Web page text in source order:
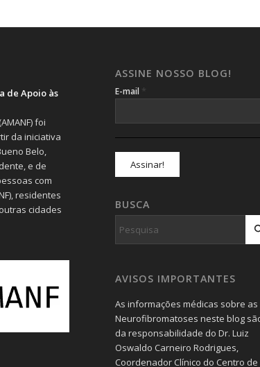
de Apoio às
(AMANF) foi
da iniciativa
Belo,
e de
com
residentes
cidades
ASSINE NOSSO BLOG!
E-mail *
BUSCA
AVISOS IMPORTANTES
As informações médicas sobre as
Neurofibromatoses neste blog
da responsabilidade do Dr. Luiz
Oswaldo Carneiro Rodrigues,
Coordenador Clínico do Centro de